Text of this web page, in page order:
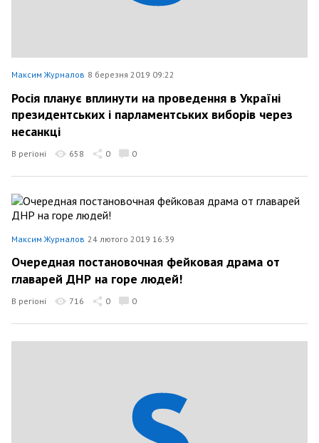
Максим Журналов 8 березня 2019 09:22
Росія планує вплинути на проведення в Україні
президентських і парламентських виборів через
несанкці
В регіоні 658 0 0
Максим Журналов 24 лютого 2019 16:39
Очередная постановочная фейковая драма от
главарей ДНР на горе людей!
В регіоні 716 0 0